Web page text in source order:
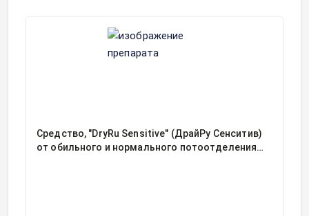
Средство, "DryRu Sensitive" (ДрайРу Сенситив)
от обильного и нормального потоотделения